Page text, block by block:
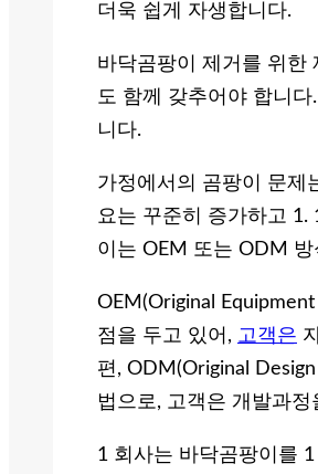
더욱 쉽게 자생합니다.
바닥곰팡이 제거를 위한
도 함께 갖추어야 합니
니다.
가정에서의 곰팡이 문제
요는 꾸준히 증가하고 1.
이는 OEM 또는 ODM
OEM(Original
점을 두고 있어, 고객은
편, ODM(Original
법으로, 고객은 개발과
1 회사는 바닥곰팡이를